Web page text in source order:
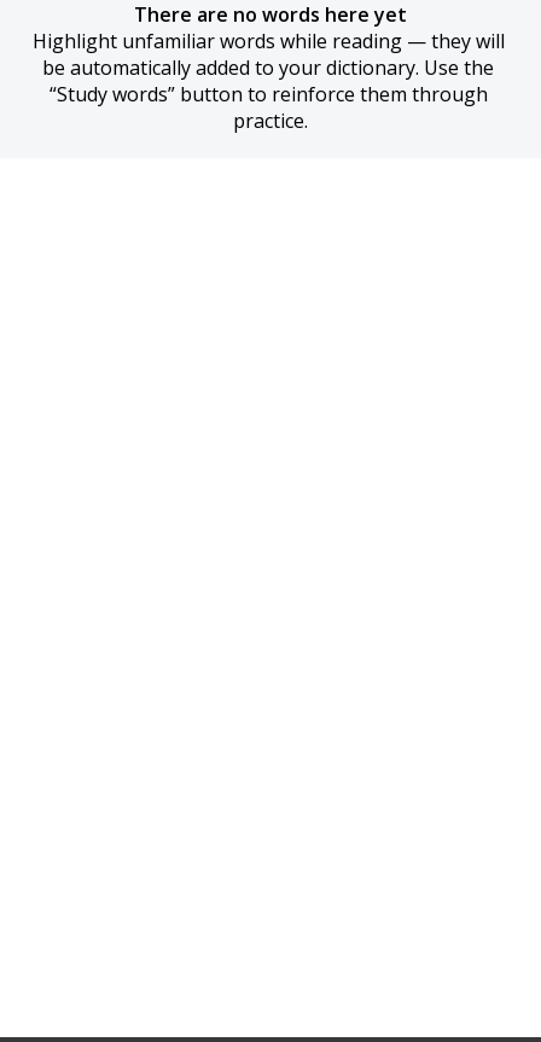
There are no words here yet
Highlight unfamiliar words while reading — they will
be automatically added to your dictionary. Use the
“Study words” button to reinforce them through
practice.